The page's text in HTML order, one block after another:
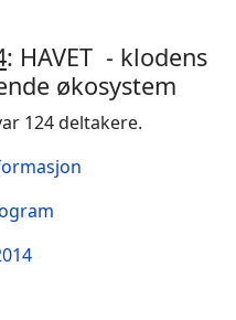
: HAVET - klodens
økosystem
124 deltakere.